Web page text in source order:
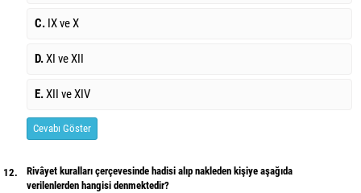
C. IX ve X
D.XI ve XII
E.XII ve XIV
Cevabı Göster
12.
Rivâyet kuralları çerçevesinde hadisi alıp nakleden kişiye aşağıda
verilenlerden hangisi denmektedir?